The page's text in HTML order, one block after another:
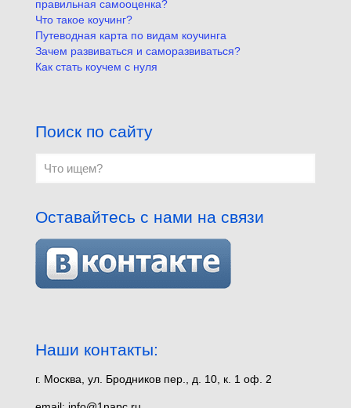
правильная самооценка?
Что такое коучинг?
Путеводная карта по видам коучинга
Зачем развиваться и саморазвиваться?
Как стать коучем с нуля
Поиск по сайту
Оставайтесь с нами на связи
Наши контакты:
г. Москва, ул. Бродников пер., д. 10, к. 1 оф. 2